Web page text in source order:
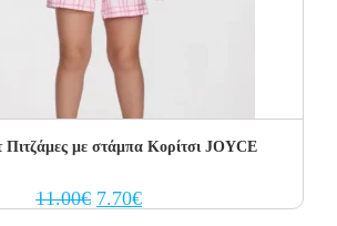
Πιτζάμες με στάμπα Κορίτσι JOYCE
11.00€ Original
price
7.70€Current
price